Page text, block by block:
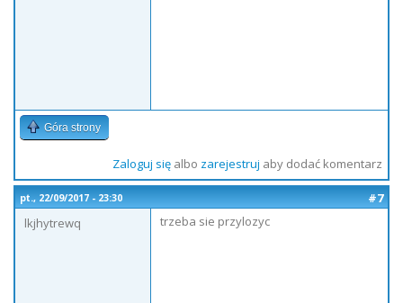
Góra strony
Zaloguj sięalbo zarejestruj aby dodać komentarz
pt., 22/09/2017 - 23:30
#7
lkjhytrewq
trzeba sie przylozyc